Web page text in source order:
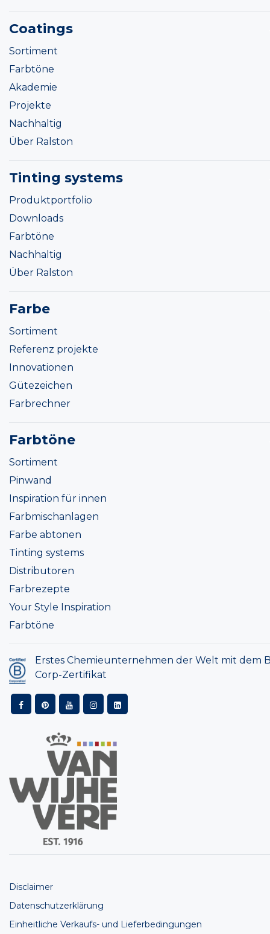
Coatings
Sortiment
Farbtöne
Akademie
Projekte
Nachhaltig
Über Ralston
Tinting systems
Produktportfolio
Downloads
Farbtöne
Nachhaltig
Über Ralston
Farbe
Sortiment
Referenz projekte
Innovationen
Gütezeichen
Farbrechner
Farbtöne
Sortiment
Pinwand
Inspiration für innen
Farbmischanlagen
Farbe abtonen
Tinting systems
Distributoren
Farbrezepte
Your Style Inspiration
Farbtöne
Erstes Chemieunternehmen der Welt mit dem
Corp-Zertifikat
Disclaimer
Datenschutzerklärung
Einheitliche Verkaufs- und Lieferbedingungen